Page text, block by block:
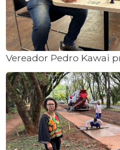
Vereador Pedro Kawai